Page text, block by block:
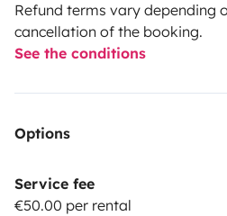
Refund terms vary depending
cancellation of the booking.
See the conditions
Options
Service fee
€50.00 per rental